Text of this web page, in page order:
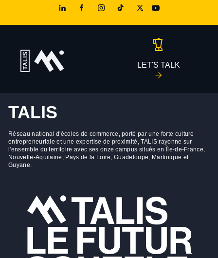
LET'S TALK
TALIS
Réseau national d'écoles de commerce, porté par une forte culture
entrepreneuriale et une expertise de proximité, TALIS rayonne sur
l'ensemble du territoire avec ses onze campus situés en Île-de-France,
Nouvelle-Aquitaine, Pays de la Loire, Guadeloupe, Martinique et
Guyane.